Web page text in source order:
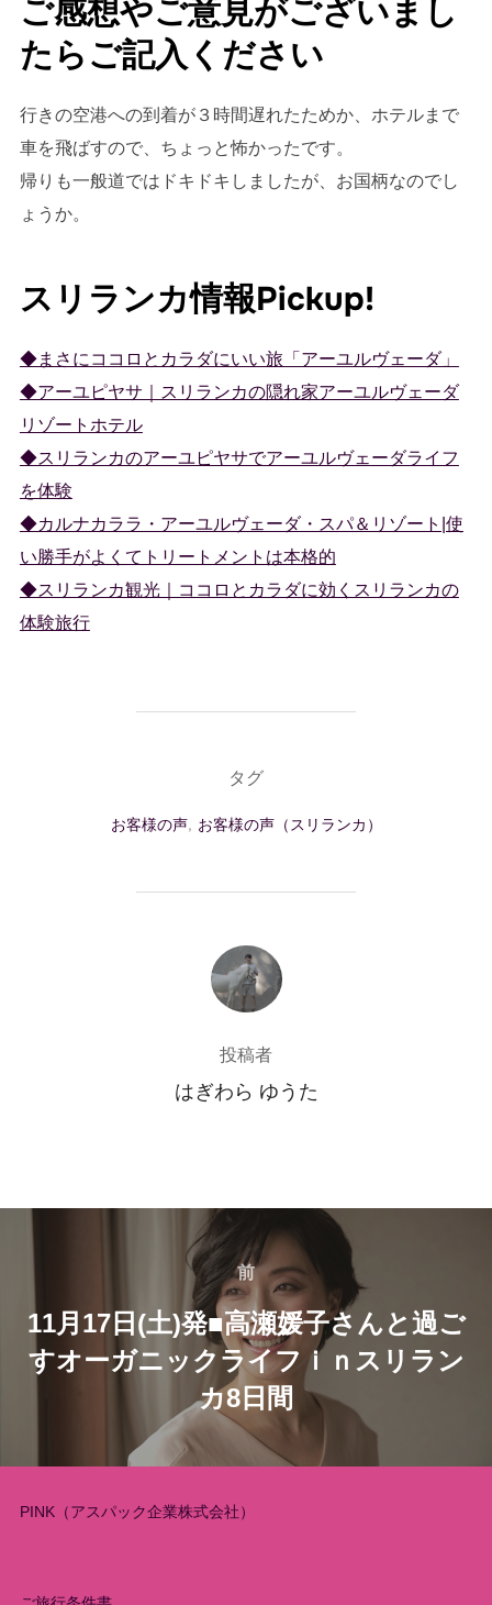
ご感想やご意見がございまし
たらご記入ください
行きの空港への到着が３時間遅れたためか、ホテルまで
車を飛ばすので、ちょっと怖かったです。
帰りも一般道ではドキドキしましたが、お国柄なのでし
ょうか。
スリランカ情報Pickup!
◆まさにココロとカラダにいい旅「アーユルヴェーダ」
◆アーユピヤサ｜スリランカの隠れ家アーユルヴェーダ
リゾートホテル
◆スリランカのアーユピヤサでアーユルヴェーダライフ
を体験
◆カルナカララ・アーユルヴェーダ・スパ＆リゾート|使
い勝手がよくてトリートメントは本格的
◆スリランカ観光｜ココロとカラダに効くスリランカの
体験旅行
タグ
お客様の声, お客様の声（スリランカ）
投稿者
投稿者
はぎわら ゆうた
ナ
ー
シ
前
前
11月17日(土)発■高瀬媛子さんと過ご
すオーガニックライフｉｎスリラン
カ8日間
PINK（アスパック企業株式会社）